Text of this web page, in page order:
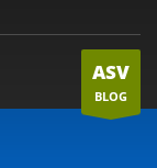
ASV
BLOG